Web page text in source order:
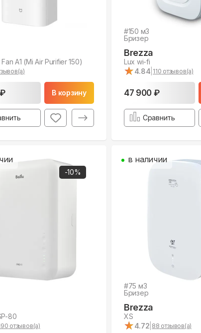
A1 (Mi Air Purifier 150)
В корзину
#150 м3
Бризер
Brezza
Lux wi-fi
★
★4.84 110 отзывов(а)
47 900 ₽
Сравнить
-10%
80
отзывов(а)
#75 м3
Бризер
Brezza
XS
★
★4.72 88 отзывов(а)
в наличии